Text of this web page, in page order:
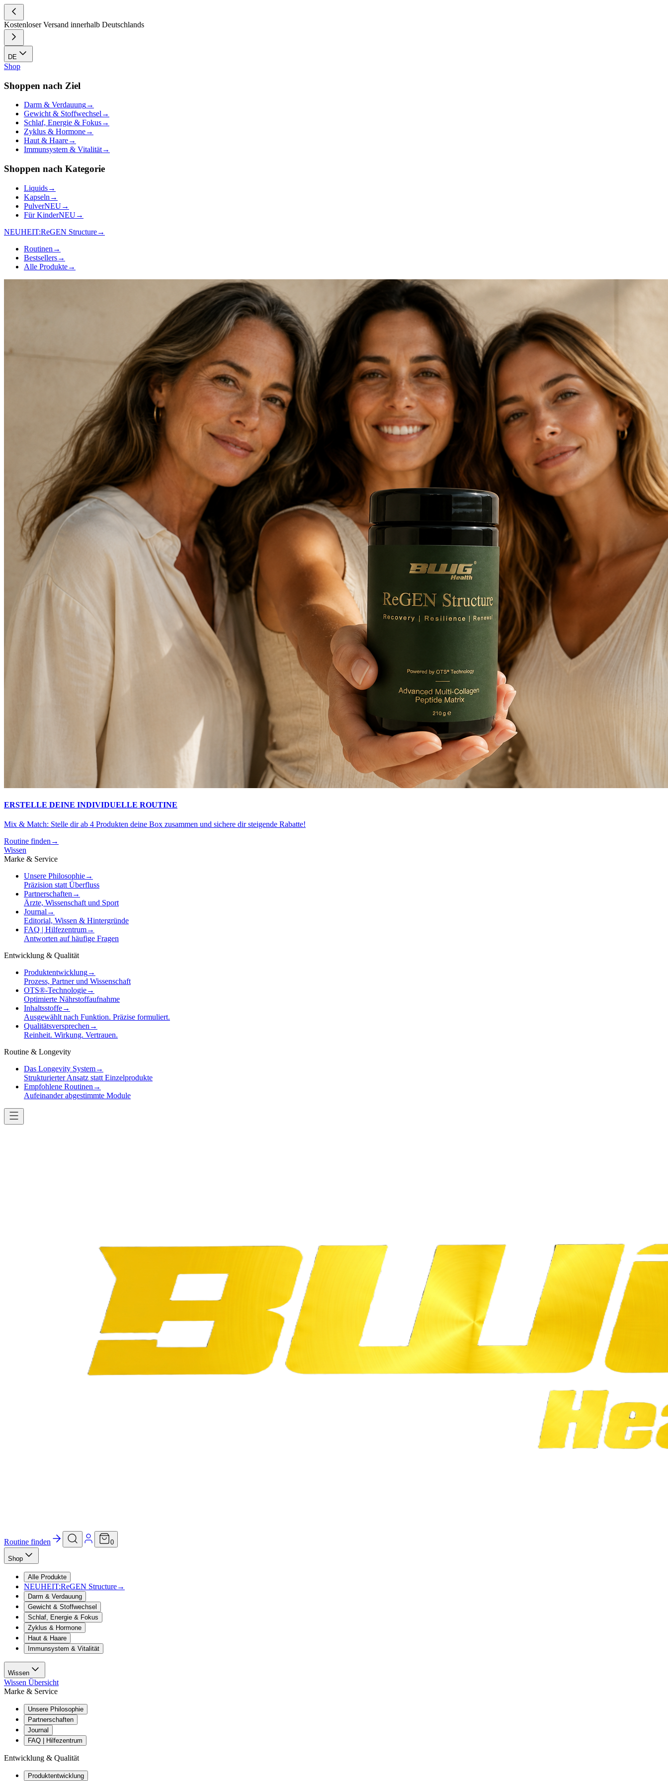
Kostenloser Versand innerhalb Deutschlands
DE
Shop
Shoppen nach Ziel
Darm & Verdauung→
Gewicht & Stoffwechsel→
Schlaf, Energie & Fokus→
Zyklus & Hormone→
Haut & Haare→
Immunsystem & Vitalität→
Shoppen nach Kategorie
Liquids→
Kapseln →
PulverNEU→
Für KinderNEU→
NEUHEIT:ReGEN Structure→
Routinen →
Bestsellers→
Alle Produkte→
ERSTELLE DEINE INDIVIDUELLE ROUTINE
Mix & Match: Stelle dir ab 4 Produkten deine Box zusammen und sichere dir steigende Rabatte!
Routine finden→
Wissen
Marke & Service
Unsere Philosophie→
Präzision statt Überfluss
Partnerschaften→
Ärzte, Wissenschaft und Sport
Journal→
Editorial, Wissen & Hintergründe
FAQ | Hilfezentrum→
Antworten auf häufige Fragen
Entwicklung & Qualität
Produktentwicklung→
Prozess, Partner und Wissenschaft
OTS®-Technologie→
Optimierte Nährstoffaufnahme
Inhaltsstoffe→
Ausgewählt nach Funktion. Präzise formuliert.
Qualitätsversprechen→
Reinheit. Wirkung. Vertrauen.
Routine & Longevity
Das Longevity System→
Strukturierter Ansatz statt Einzelprodukte
Empfohlene Routinen→
Aufeinander abgestimmte Module
Routine finden 0
Shop
Alle Produkte
NEUHEIT:ReGEN Structure→
Darm & Verdauung
Gewicht & Stoffwechsel
Schlaf, Energie & Fokus
Zyklus & Hormone
Haut & Haare
Immunsystem & Vitalität
Wissen
Wissen Übersicht
Marke & Service
Unsere Philosophie
Partnerschaften
Journal
FAQ | Hilfezentrum
Entwicklung & Qualität
Produktentwicklung